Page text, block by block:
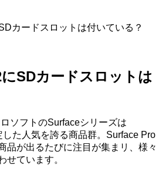
カードスロットは付いている？
SDカードスロットは
ソフトのSurfaceシリーズは
た人気を誇る商品群。Surface Pro
品が出るたびに注目が集まリ、様々
せています。